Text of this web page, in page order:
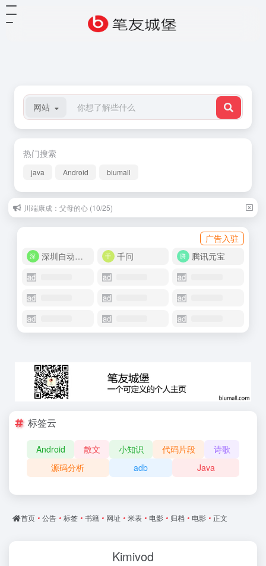
网站
热门搜索
java Android biumall
川端康成：父母的心 (10/25)
广告入驻
深圳自动化商城
千问 腾讯元宝
标签云
Android 散文 小知识 代码片段
诗歌
源码分析
adb Java
首页 • 公告 • 标签 • 书籍 • 网址 • 米表 • 电影 • 归档 • 电影 • 正文
Kimivod